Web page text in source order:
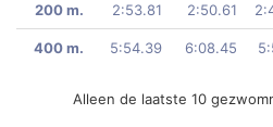
200 m. 2:53.81 2:50.61
400 m. 5:54.39 6:08.45
Alleen de laatste 10